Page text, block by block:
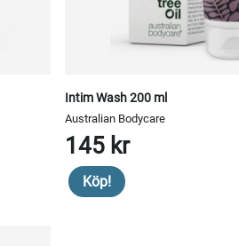
Intim Wash 200 ml
Australian Bodycare
145 kr
Köp!